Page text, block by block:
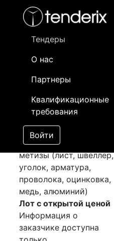
Тендеры
О нас
Партнеры
Квалификационные
требования
Войти
- активный лот
Номер лота
Закупка: Листы гк и хк
[Завершен]
Лот №:3052
АУКЦИОН
(покупка товара)
Раздел:Черный и
цветной металлопрокат,
метизы (лист, швеллер,
уголок, арматура,
проволока, оцинковка,
медь, алюминий)
Лот с открытой ценой
Информация о
заказчике доступна